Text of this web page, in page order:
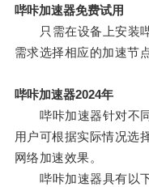
哔咔加速器免费试用
只需在设备上安装哔
需求选择相应的加速节
哔咔加速器2024年
哔咔加速器针对不同
用户可根据实际情况选
网络加速效果。
哔咔加速器具有以下